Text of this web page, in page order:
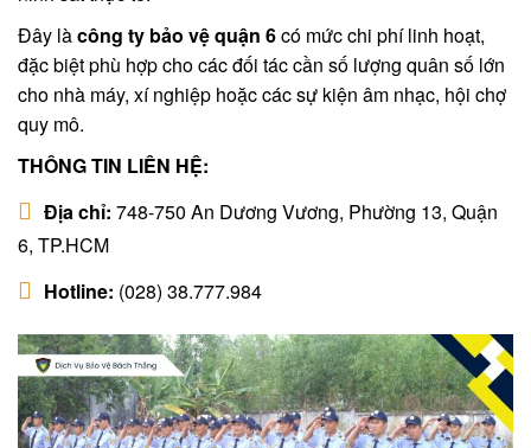
Đây làcông ty bảo vệ quận 6có mức chi phí linh hoạt,
đặc biệt phù hợp cho các đối tác cần số lượng quân số lớn
cho nhà máy, xí nghiệp hoặc các sự kiện âm nhạc, hội chợ
quy mô.
THÔNG TIN LIÊN HỆ:
Địa chỉ: 748-750 An Dương Vương, Phường 13, Quận
6, TP.HCM
Hotline: (028) 38.777.984